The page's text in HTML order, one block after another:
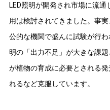
LED照明が開発され市場に流
用は検討されてきました。事
公的な機関で盛んに試験が行
明の「出力不足」が大きな課
が植物の育成に必要とされる
れるなど克服しています。